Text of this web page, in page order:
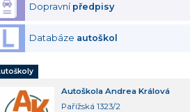
Dopravní předpisy
Databáze autoškol
Autoškola Andrea Králová
Pařížská 1323/2